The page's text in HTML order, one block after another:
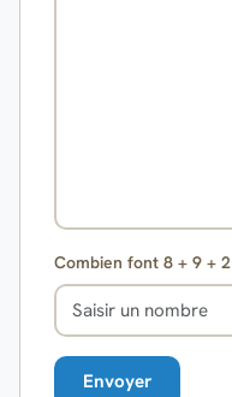
Combien font 8 + 9 + 2